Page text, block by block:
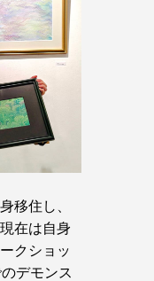
移住し、
在は自身
クショッ
デモンス